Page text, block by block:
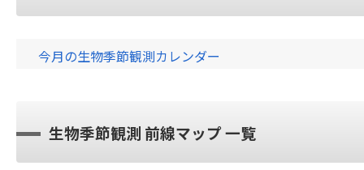
今月の生物季節観測カレンダー
生物季節観測 前線マップ 一覧